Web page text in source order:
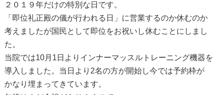
２０１９年だけの特別な日です。
「即位礼正殿の儀が行われる日」に営業するのか休むのか
考えましたが国民として即位をお祝いし休むことにしまし
た。
当院では10月1日よりインナーマッスルトレーニング機器を
導入しました。当日より2名の方が開始し今では予約枠が
かなり埋まってきています。